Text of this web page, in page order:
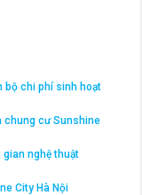
bộ chi phí sinh hoạt
chung cư Sunshine
gian nghệ thuật
City Hà Nội